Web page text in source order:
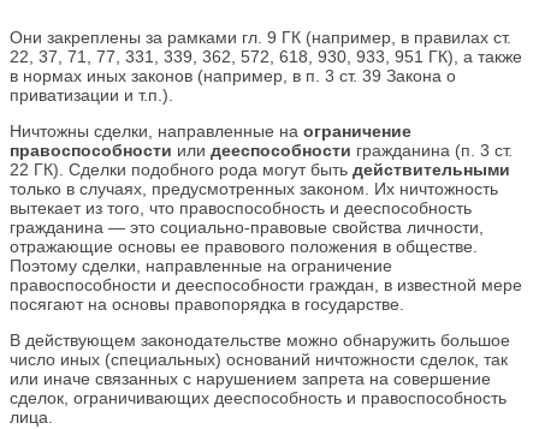
Они закреплены за рамками гл. 9 ГК (например, в правилах ст.
22, 37, 71, 77, 331, 339, 362, 572, 618, 930, 933, 951 ГК), а также
в нормах иных законов (например, в п. 3 ст. 39 Закона о
приватизации и т.п.).
Ничтожны сделки, направленные на ограничение
правоспособности или дееспособности гражданина (п. 3 ст.
22 ГК). Сделки подобного рода могут быть действительными
только в случаях, предусмотренных законом. Их ничтожность
вытекает из того, что правоспособность и дееспособность
гражданина — это социально-правовые свойства личности,
отражающие основы ее правового положения в обществе.
Поэтому сделки, направленные на ограничение
правоспособности и дееспособности граждан, в известной мере
посягают на основы правопорядка в государстве.
В действующем законодательстве можно обнаружить большое
число иных (специальных) оснований ничтожности сделок, так
или иначе связанных с нарушением запрета на совершение
сделок, ограничивающих дееспособность и правоспособность
лица.